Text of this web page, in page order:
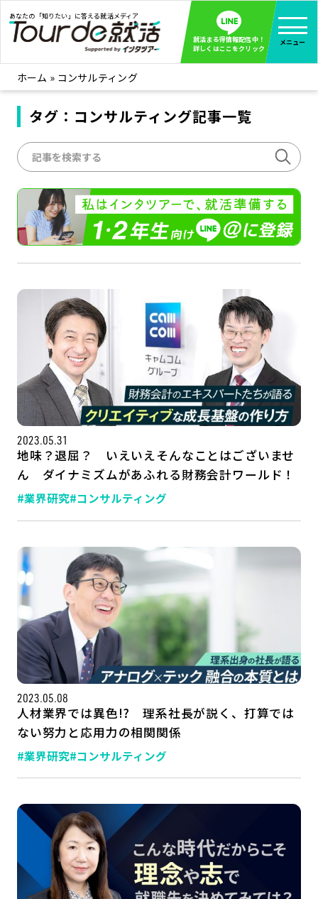
あなたの「知りたい」に答える就活メディア
就活まる得情報配信中！
詳しくはここをクリック
メニュー
就活ノウハウ 全て見る
企業まる見え！特捜部 全て見る
みんなが知らない企業の裏側を徹底調査！
インタツアー活動レポ 全て見る
インタツアーを使ってどうだった？OBOG成功談
社会人インタビュー 全て見る
社会人になった今、就活を振り返ってみた
学生就活ブログ 全て見る
企業・業界研究はインタツアー
記事一覧
LINE登録
サイトマップ
プライバシーポリシー
公式SNSはこちら
ホーム » コンサルティング
タグ：コンサルティング記事一覧
2023.05.31
地味？退屈？ いえいえそんなことはございませ
ん ダイナミズムがあふれる財務会計ワールド！
#業界研究#コンサルティング
2023.05.08
人材業界では異色!? 理系社長が説く、打算では
ない努力と応用力の相関関係
#業界研究#コンサルティング